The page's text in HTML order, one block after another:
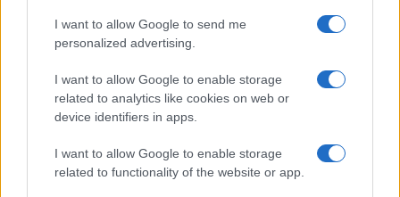
I want to allow Google to send me
personalized advertising.
I want to allow Google to enable storage
related to analytics like cookies on web or
device identifiers in apps.
I want to allow Google to enable storage
related to functionality of the website or app.